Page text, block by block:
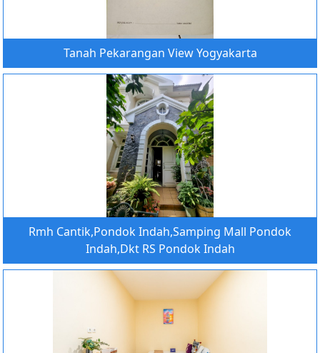
Tanah Pekarangan View Yogyakarta
Rmh Cantik,Pondok Indah,Samping Mall Pondok
Indah,Dkt RS Pondok Indah